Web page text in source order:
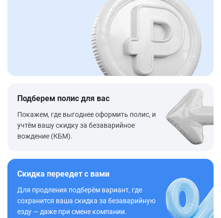
Подберем полис для вас
Покажем, где выгоднее оформить полис, и
учтём вашу скидку за безаварийное
вождение (КБМ).
Скидка переедет с вами
Для продления подберём вариант, где
сохранится ваша скидка за безаварийную
езду — даже при смене компании.